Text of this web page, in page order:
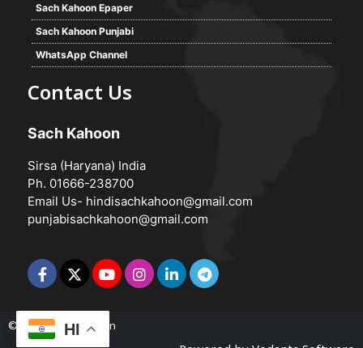
Sach Kahoon Epaper
Sach Kahoon Punjabi
WhatsApp Channel
Contact Us
Sach Kahoon
Sirsa (Haryana) India
Ph. 01666-238700
Email Us- hindisachkahoon@gmail.com
punjabisachkahoon@gmail.com
© 2026 -Sach Kahoon
HI